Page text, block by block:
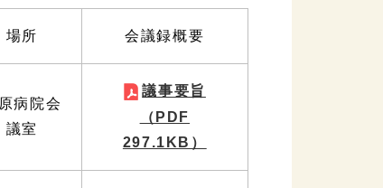
場所 会議録概要
病院会
議室
議事要旨
（PDF
297.1KB）